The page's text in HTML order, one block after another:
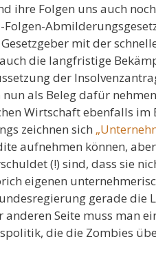
ihre Folgen uns auch
Folgen-
mit der
die langfristige
der
als Beleg dafür
Wirtschaft ebenfalls im
zeichnen sich
aufnehmen können,
(!) sind, dass sie
eigenen
gerade die
Seite muss man
die die Zombies